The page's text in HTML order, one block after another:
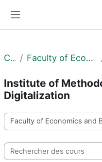
Cours Faculty of Economics and Business
Institute of
Digitalization
Catégories de cours
Rechercher des cours